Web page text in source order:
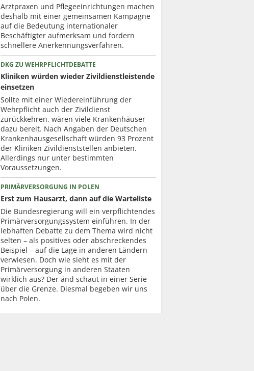
Arztpraxen und Pflegeeinrichtungen machen
deshalb mit einer gemeinsamen Kampagne
auf die Bedeutung internationaler
Beschäftigter aufmerksam und fordern
schnellere Anerkennungsverfahren.
DKG ZU WEHRPFLICHTDEBATTE
Kliniken würden wieder Zivildienstleistende
einsetzen
Sollte mit einer Wiedereinführung der
Wehrpflicht auch der Zivildienst
zurückkehren, wären viele Krankenhäuser
dazu bereit. Nach Angaben der Deutschen
Krankenhausgesellschaft würden 93 Prozent
der Kliniken Zivildienststellen anbieten.
Allerdings nur unter bestimmten
Voraussetzungen.
PRIMÄRVERSORGUNG IN POLEN
Erst zum Hausarzt, dann auf die Warteliste
Die Bundesregierung will ein verpflichtendes
Primärversorgungssystem einführen. In der
lebhaften Debatte zu dem Thema wird nicht
selten – als positives oder abschreckendes
Beispiel – auf die Lage in anderen Ländern
verwiesen. Doch wie sieht es mit der
Primärversorgung in anderen Staaten
wirklich aus? Der änd schaut in einer Serie
über die Grenze. Diesmal begeben wir uns
nach Polen.